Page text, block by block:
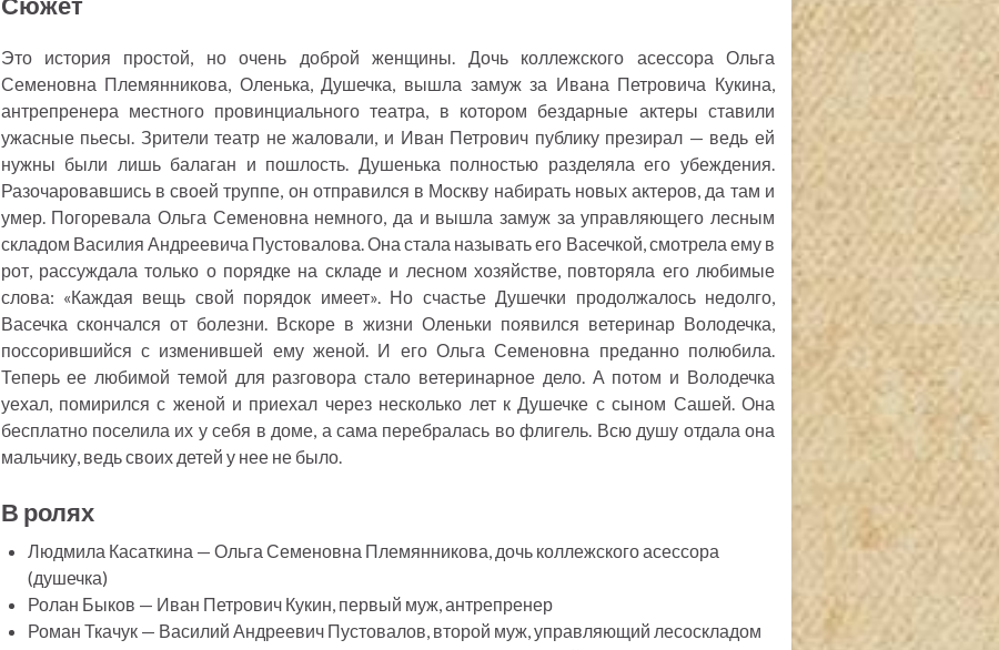
s
l
l
s
c
r
e
e
n
Это история простой, но очень доброй женщины. Дочь коллежского асессора Ольга
Семеновна Племянникова, Оленька, Душечка, вышла замуж за Ивана Петровича Кукина,
антрепренера местного провинциального театра, в котором бездарные актеры ставили
ужасные пьесы. Зрители театр не жаловали, и Иван Петрович публику презирал — ведь ей
нужны были лишь балаган и пошлость. Душенька полностью разделяла его убеждения.
Разочаровавшись в своей труппе, он отправился в Москву набирать новых актеров, да там и
умер. Погоревала Ольга Семеновна немного, да и вышла замуж за управляющего лесным
складом Василия Андреевича Пустовалова. Она стала называть его Васечкой, смотрела ему в
рот, рассуждала только о порядке на складе и лесном хозяйстве, повторяла его любимые
слова: «Каждая вещь свой порядок имеет». Но счастье Душечки продолжалось недолго,
Васечка скончался от болезни. Вскоре в жизни Оленьки появился ветеринар Володечка,
поссорившийся с изменившей ему женой. И его Ольга Семеновна преданно полюбила.
Теперь ее любимой темой для разговора стало ветеринарное дело. А потом и Володечка
уехал, помирился с женой и приехал через несколько лет к Душечке с сыном Сашей. Она
бесплатно поселила их у себя в доме, а сама перебралась во флигель. Всю душу отдала она
мальчику, ведь своих детей у нее не было.
В ролях
Людмила Касаткина — Ольга Семеновна Племянникова, дочь коллежского асессора
(душечка)
Ролан Быков — Иван Петрович Кукин, первый муж, антрепренер
Роман Ткачук — Василий Андреевич Пустовалов, второй муж, управляющий лесоскладом